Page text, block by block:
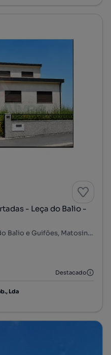
- Leça do Balio -
Leça do Balio, Custóias, Leça do Balio e Guifões, Matosinhos, Porto
Destacado
Lda